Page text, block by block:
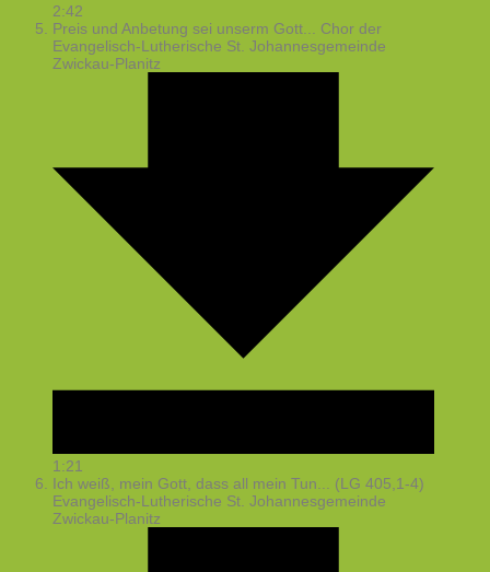
2:42
Preis und Anbetung sei unserm Gott...
Chor der
Evangelisch-Lutherische St. Johannesgemeinde
Zwickau-Planitz
1:21
Ich weiß, mein Gott, dass all mein Tun... (LG 405,1-4)
Evangelisch-Lutherische St. Johannesgemeinde
Zwickau-Planitz